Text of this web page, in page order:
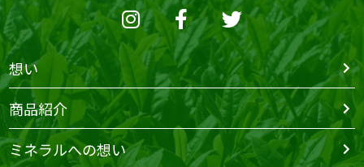
想い
商品紹介
ミネラルへの想い